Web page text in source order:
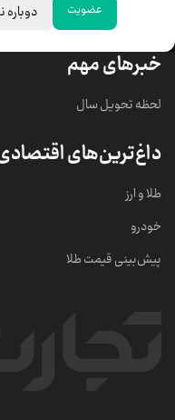
عضویت
قیمت سکه امامی
خبرهای مهم
لحظه تحویل سال
داغ‌ترین‌های
طلا و ارز
خودرو
پیش‌بینی قیمت طلا